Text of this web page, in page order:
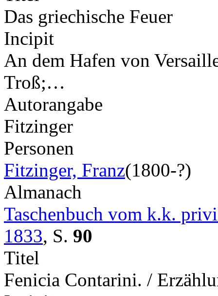
Das griechische Feuer
Incipit
An dem Hafen von
Troß;…
Autorangabe
Fitzinger
Personen
Fitzinger, Franz(1800-?)
Almanach
Taschenbuch vom k.k.
1833, S. 90
Titel
Fenicia Contarini. /